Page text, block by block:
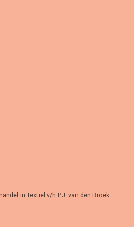
in Textiel v/h P.J. van den Broek